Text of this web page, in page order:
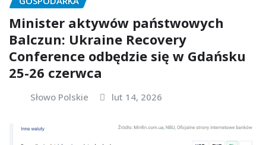
Minister aktywów państwowych
Balczun: Ukraine Recovery
Conference odbędzie się w Gdańsku
25-26 czerwca
Słowo Polskie lut 14, 2026